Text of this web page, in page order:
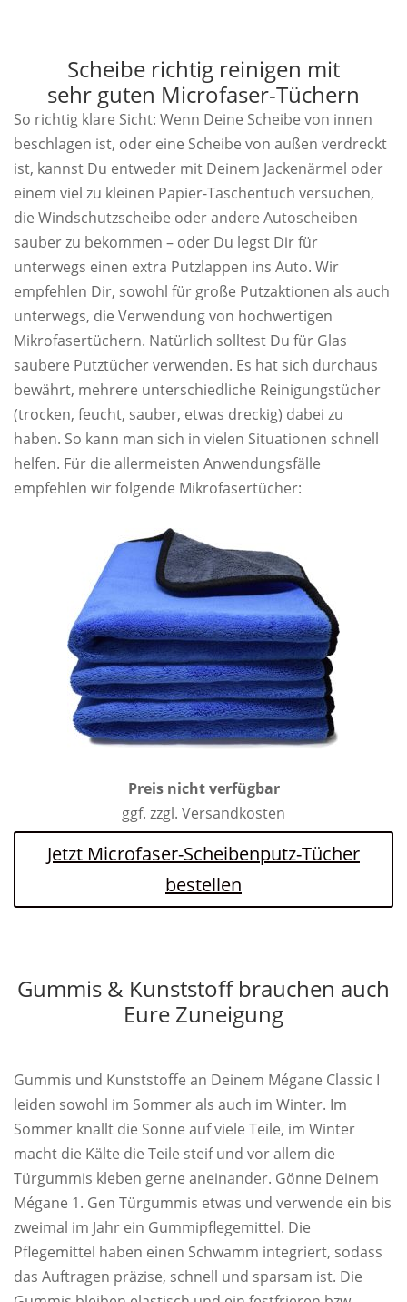
Scheibe richtig reinigen mit
sehr guten Microfaser-Tüchern
So richtig klare Sicht: Wenn Deine Scheibe von innen
beschlagen ist, oder eine Scheibe von außen verdreckt
ist, kannst Du entweder mit Deinem Jackenärmel oder
einem viel zu kleinen Papier-Taschentuch versuchen,
die Windschutzscheibe oder andere Autoscheiben
sauber zu bekommen – oder Du legst Dir für
unterwegs einen extra Putzlappen ins Auto. Wir
empfehlen Dir, sowohl für große Putzaktionen als auch
unterwegs, die Verwendung von hochwertigen
Mikrofasertüchern. Natürlich solltest Du für Glas
saubere Putztücher verwenden. Es hat sich durchaus
bewährt, mehrere unterschiedliche Reinigungstücher
(trocken, feucht, sauber, etwas dreckig) dabei zu
haben. So kann man sich in vielen Situationen schnell
helfen. Für die allermeisten Anwendungsfälle
empfehlen wir folgende Mikrofasertücher:
Preis nicht verfügbar
ggf. zzgl. Versandkosten
Jetzt Microfaser-Scheibenputz-Tücher
bestellen
Gummis & Kunststoff brauchen auch
Eure Zuneigung
Gummis und Kunststoffe an Deinem Mégane Classic I
leiden sowohl im Sommer als auch im Winter. Im
Sommer knallt die Sonne auf viele Teile, im Winter
macht die Kälte die Teile steif und vor allem die
Türgummis kleben gerne aneinander. Gönne Deinem
Mégane 1. Gen Türgummis etwas und verwende ein bis
zweimal im Jahr ein Gummipflegemittel. Die
Pflegemittel haben einen Schwamm integriert, sodass
das Auftragen präzise, schnell und sparsam ist. Die